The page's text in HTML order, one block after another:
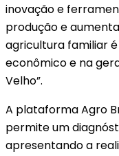
inovação e
produção e
agricultura familiar
econômico e na
Velho”.
A plataforma Agro
permite um
apresentando a